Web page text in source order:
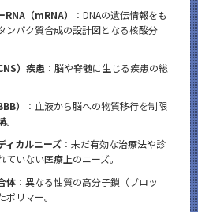
RNA（mRNA）
：DNAの遺伝情報をも
ンパク質合成の設計図となる核酸分
）疾患 ：脳や脊髄に生じる疾患の総
）
：血液から脳への物質移行を制限
ィカルニーズ ：未だ有効な治療法や診
ていない医療上のニーズ。
体 ：異なる性質の高分子鎖（ブロッ
リマー。